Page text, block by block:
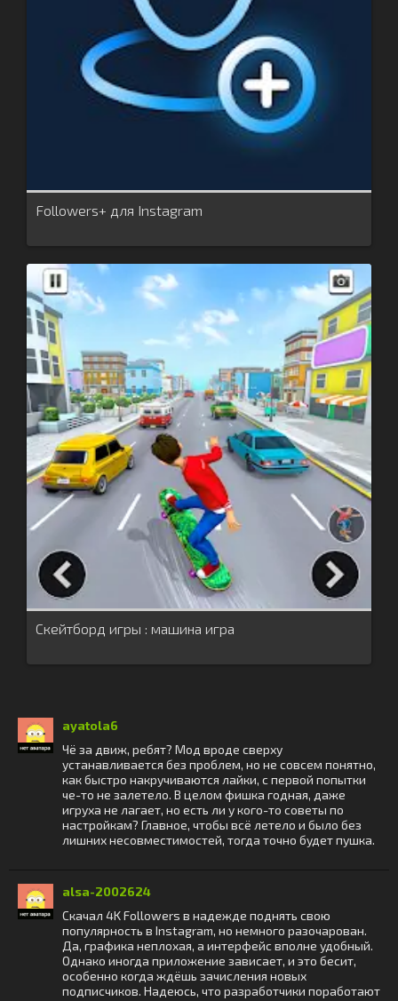
Followers+ для Instagram
Скейтборд игры : машина игра
ayatola6
Чё за движ, ребят? Мод вроде сверху
устанавливается без проблем, но не совсем понятно,
как быстро накручиваются лайки, с первой попытки
че-то не залетело. В целом фишка годная, даже
игруха не лагает, но есть ли у кого-то советы по
настройкам? Главное, чтобы всё летело и было без
лишних несовместимостей, тогда точно будет пушка.
alsa-2002624
Скачал 4K Followers в надежде поднять свою
популярность в Instagram, но немного разочарован.
Да, графика неплохая, а интерфейс вполне удобный.
Однако иногда приложение зависает, и это бесит,
особенно когда ждёшь зачисления новых
подписчиков. Надеюсь, что разработчики поработают